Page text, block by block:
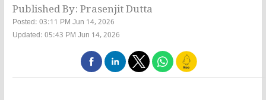
Published By: Prasenjit Dutta
Posted: 03:11 PM Jun 14, 2026
Updated: 05:43 PM Jun 14, 2026